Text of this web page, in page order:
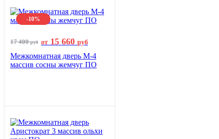
-10%
17 400руб от 15 660 руб
Межкомнатная дверь М-4
массив сосны жемчуг ПО